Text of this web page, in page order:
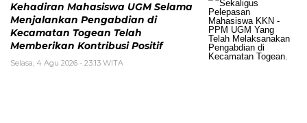
Kehadiran Mahasiswa UGM Selama
Menjalankan Pengabdian di
Kecamatan Togean Telah
Memberikan Kontribusi Positif
Selasa, 4 Agu 2026 - 23:13 WITA